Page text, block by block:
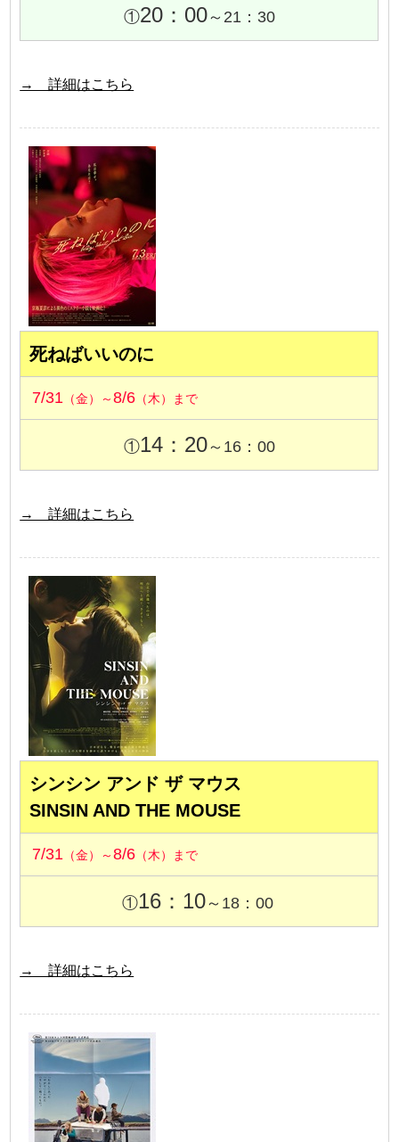
①20：00～21：30
→ 詳細はこちら
死ねばいいのに
7/31 （金）～8/6 （木）まで
①14：20～16：00
→ 詳細はこちら
シンシン アンド ザ マウス
SINSIN AND THE MOUSE
7/31 （金）～8/6 （木）まで
①16：10～18：00
→ 詳細はこちら